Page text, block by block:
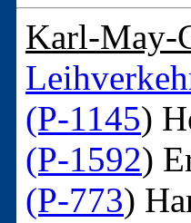
Karl-May-
(P-1145)
(P-1592)
(P-773)